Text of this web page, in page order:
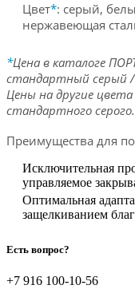
Цвет*: серый,
нержавеющая
*Цена в каталоге
стандартный серый
Цены на другие
стандартного
Преимущества для
Исключительная
управляемое
Оптимальная
защелкиванием
Есть вопрос?
+7 916 100-10-56